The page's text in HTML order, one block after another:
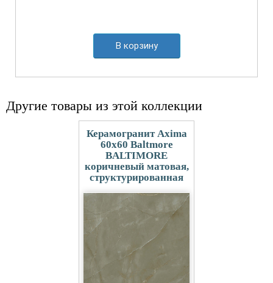
В корзину
Другие товары из этой коллекции
Керамогранит Axima
60x60 Baltmore
BALTIMORE
коричневый матовая,
структурированная